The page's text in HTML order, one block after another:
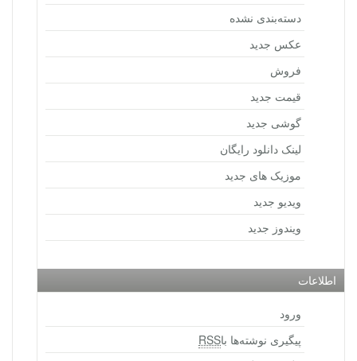
دسته‌بندی نشده
عکس جدید
فروش
قیمت جدید
گوشی جدید
لینک دانلود رایگان
موزیک های جدید
ویدیو جدید
ویندوز جدید
اطلاعات
ورود
پیگیری نوشته‌ها باRSS